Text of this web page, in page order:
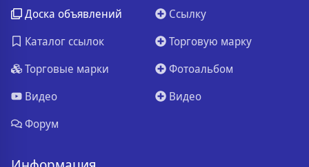
Доска объявлений
Каталог ссылок
Торговые марки
Видео
Форум
Ссылку
Торговую марку
Фотоальбом
Видео